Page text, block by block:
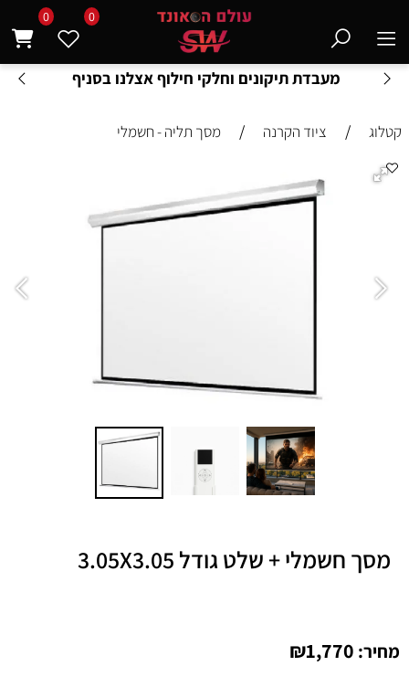
מעבדת תיקונים וחלקי חילוף אצלנו בסניף
0 0
קטלוג / ציוד הקרנה / מסך תליה - חשמלי
מסך חשמלי + שלט גודל 3.05X3.05
מחיר: ₪1,770